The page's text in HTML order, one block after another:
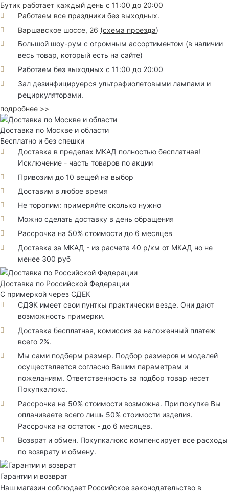
Бутик работает каждый день с 11:00 до 20:00
Работаем все праздники без выходных.
Варшавское шоссе, 26 (схема проезда)
Большой шоу-рум с огромным ассортиментом (в наличии
весь товар, который есть на сайте)
Работаем без выходных с 11:00 до 20:00
Зал дезинфицируерся ультрафиолетовыми лампами и
рециркуляторами.
подробнее >>
Доставка по Москве и области
Бесплатно и без спешки
Доставка в пределах МКАД полностью бесплатная!
Исключение - часть товаров по акции
Привозим до 10 вещей на выбор
Доставим в любое время
Не торопим: примеряйте сколько нужно
Можно сделать доставку в день обращения
Рассрочка на 50% стоимости до 6 месяцев
Доставка за МКАД - из расчета 40 р/км от МКАД но не
менее 300 руб
Доставка по Российской Федерации
С примеркой через СДЕК
СДЭК имеет свои пунткы практически везде. Они дают
возможность примерки.
Доставка бесплатная, комиссия за наложенный платеж
всего 2%.
Мы сами подберм размер. Подбор размеров и моделей
осуществляется согласно Вашим параметрам и
пожеланиям. Ответственность за подбор товар несет
Покупкалюкс.
Рассрочка на 50% стоимости возможна. При покупке Вы
оплачиваете всего лишь 50% стоимости изделия.
Рассрочка на остаток - до 6 месяцев.
Возврат и обмен. Покупкалюкс компенсирует все расходы
по возврату и обмену.
Гарантии и возврат
Наш магазин соблюдает Российское законодательство в